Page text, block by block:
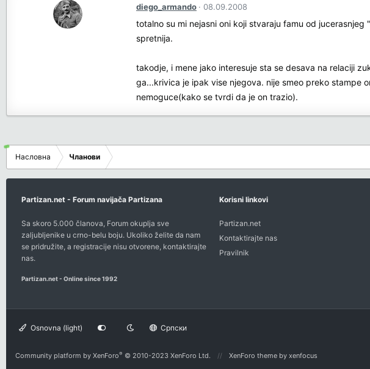
diego_armando 08.09.2008
totalno su mi nejasni oni koji stvaraju famu od
spretnija.
takodje, i mene jako interesuje sta se desava na relaciji
ga...krivica je ipak vise njegova. nije smeo preko stampe
nemoguce(kako se tvrdi da je on trazio).
Насловна Чланови
Partizan.net - Forum navijača Partizana
Sa skoro 5.000 članova, Forum okuplja sve
zaljubljenike u crno-belu boju. Ukoliko želite da nam
se pridružite, a registracije nisu otvorene, kontaktirajte
nas.
Partizan.net - Online since 1992
Korisni linkovi
Partizan.net
Kontaktirajte nas
Pravilnik
Osnovna (light) Српски
Community platform by XenForo® © 2010-2023 XenForo Ltd. XenForo theme by xenfocus